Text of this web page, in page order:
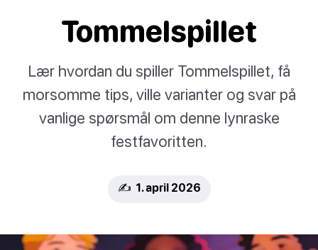
Tommelspillet
Lær hvordan du spiller Tommelspillet, få
morsomme tips, ville varianter og svar på
vanlige spørsmål om denne lynraske
festfavoritten.
✍️ 1. april 2026